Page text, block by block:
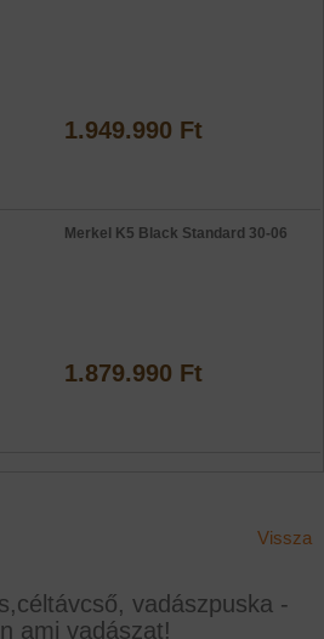
1.949.990 Ft
Merkel K5 Black Standard 30-06
1.879.990 Ft
Vissza
vadászpuska -
ami vadászat!